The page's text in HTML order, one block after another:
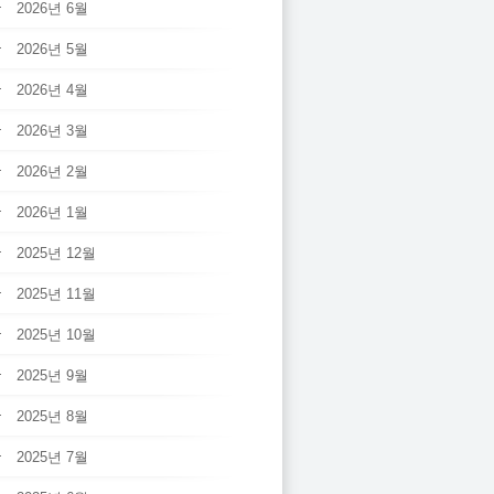
2026년 6월
2026년 5월
2026년 4월
2026년 3월
2026년 2월
2026년 1월
2025년 12월
2025년 11월
2025년 10월
2025년 9월
2025년 8월
2025년 7월